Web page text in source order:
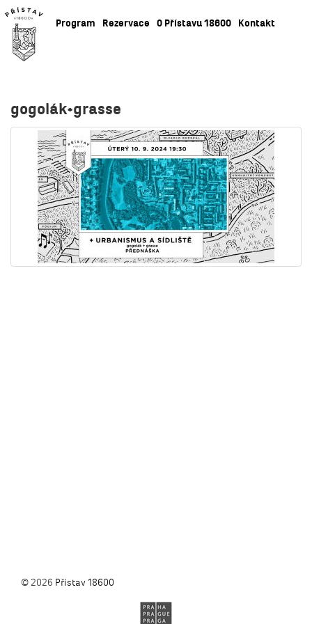
Program Rezervace O Přístavu 18600 Kontakt
gogolák+grasse
© 2026 Přístav 18600